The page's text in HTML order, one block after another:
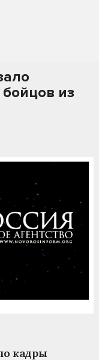
из
кадры